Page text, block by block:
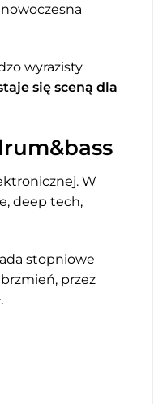
wyrazisty
się sceną dla
W
deep tech,
stopniowe
przez